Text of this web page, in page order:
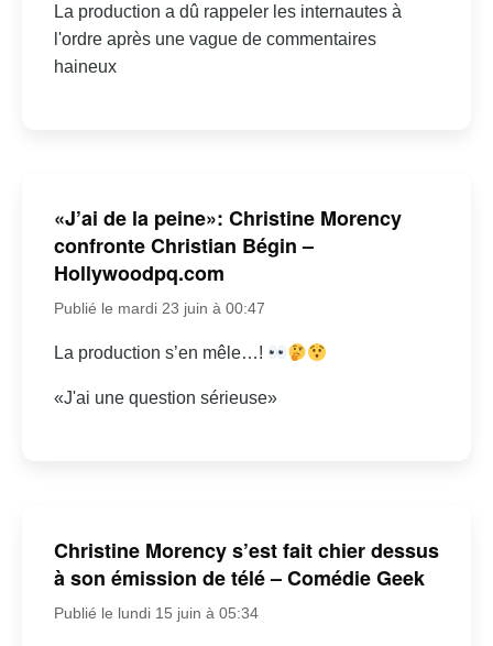
La production a dû rappeler les internautes à
l'ordre après une vague de commentaires
haineux
«J’ai de la peine»: Christine Morency
confronte Christian Bégin –
Hollywoodpq.com
Publié le mardi 23 juin à 00:47
La production s’en mêle…!
«J'ai une question sérieuse»
Christine Morency s’est fait chier dessus
à son émission de télé – Comédie Geek
Publié le lundi 15 juin à 05:34